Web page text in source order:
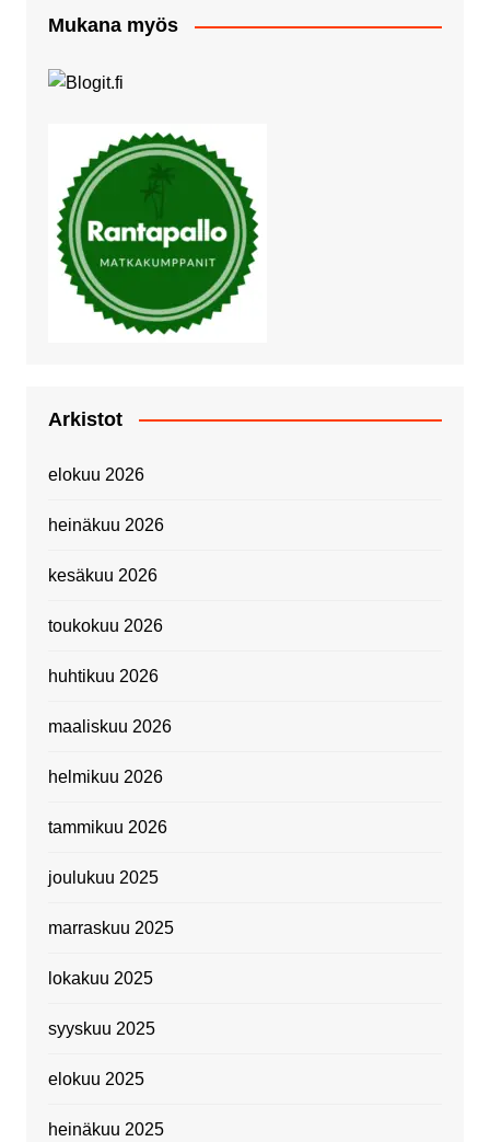
Mukana myös
Arkistot
elokuu 2026
heinäkuu 2026
kesäkuu 2026
toukokuu 2026
huhtikuu 2026
maaliskuu 2026
helmikuu 2026
tammikuu 2026
joulukuu 2025
marraskuu 2025
lokakuu 2025
syyskuu 2025
elokuu 2025
heinäkuu 2025